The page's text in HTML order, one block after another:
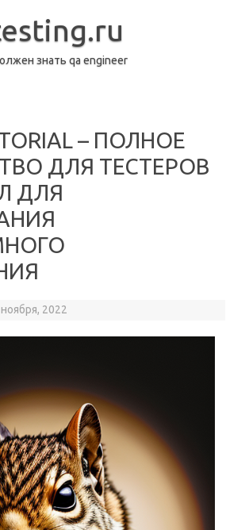
знать qa engineer
– ПОЛНОЕ
ДЛЯ ТЕСТЕРОВ
ДЛЯ
2022